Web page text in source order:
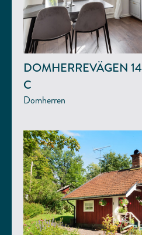
DOMHERREVÄGEN 14
C
Domherren